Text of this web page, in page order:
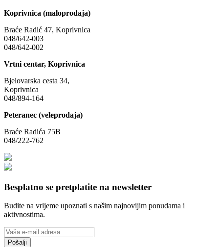
Koprivnica (maloprodaja)
Braće Radić 47, Koprivnica
048/642-003
048/642-002
Vrtni centar, Koprivnica
Bjelovarska cesta 34,
Koprivnica
048/894-164
Peteranec (veleprodaja)
Braće Radića 75B
048/222-762
Besplatno se pretplatite na newsletter
Budite na vrijeme upoznati s našim najnovijim ponudama i
aktivnostima.
Pošalji